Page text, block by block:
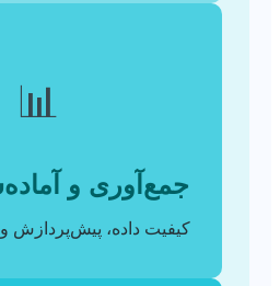
📊
جمع‌آوری و
کیفیت داده، پیش‌پردازش